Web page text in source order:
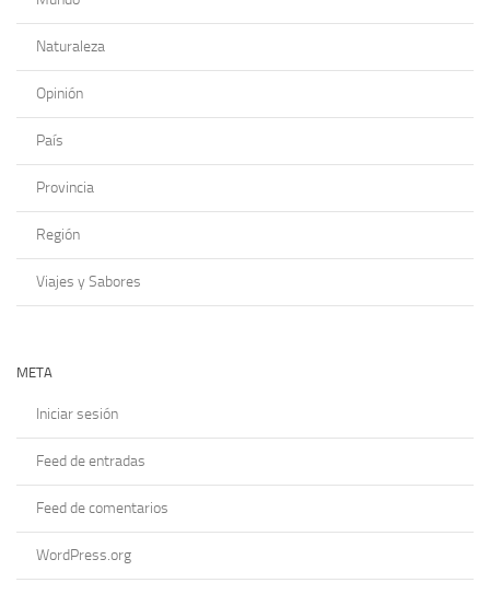
Naturaleza
Opinión
País
Provincia
Región
Viajes y Sabores
META
Iniciar sesión
Feed de entradas
Feed de comentarios
WordPress.org